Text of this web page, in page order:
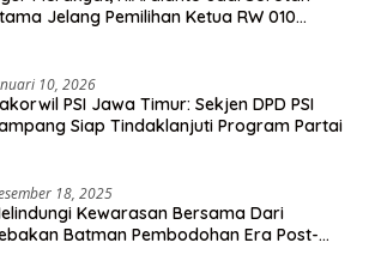
Jelang Pemilihan Ketua RW 010
10, 2026
PSI Jawa Timur: Sekjen DPD PSI
Siap Tindaklanjuti Program Partai
18, 2025
Kewarasan Bersama Dari
Batman Pembodohan Era Post-